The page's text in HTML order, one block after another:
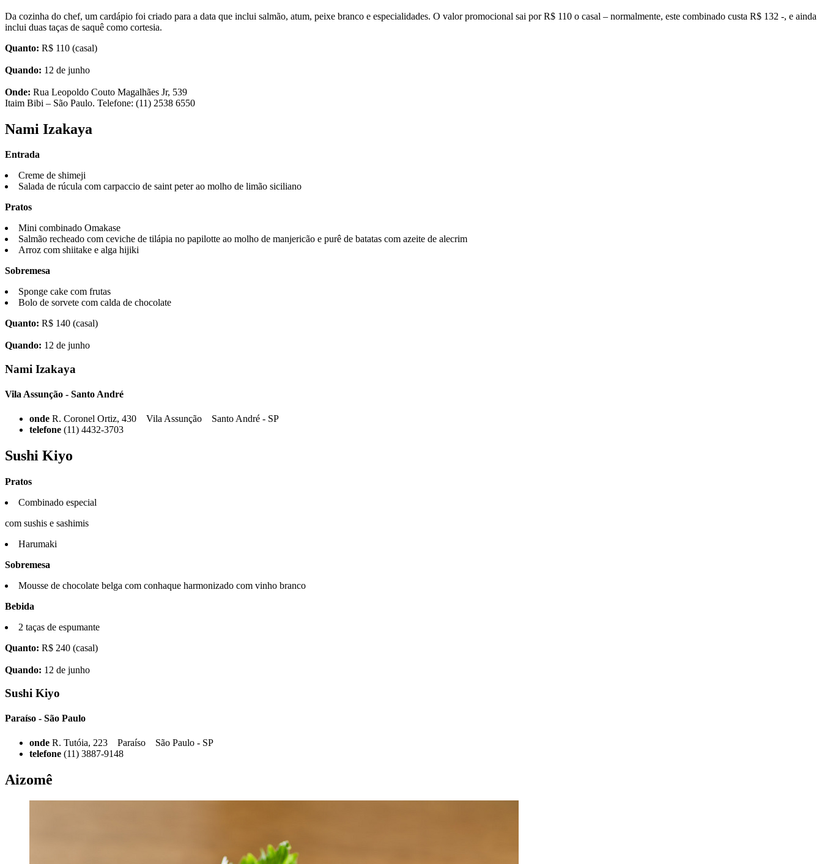
Da cozinha do chef, um cardápio foi criado para a data que inclui salmão, atum, peixe branco e especialidades. O valor promocional sai por R$ 110 o casal – normalmente, este combinado custa R$ 132 -, e ainda
inclui duas taças de saquê como cortesia.
Quanto: R$ 110 (casal)
Quando: 12 de junho
Onde: Rua Leopoldo Couto Magalhães Jr, 539
Itaim Bibi – São Paulo. Telefone: (11) 2538 6550
Nami Izakaya
Entrada
Creme de shimeji
Salada de rúcula com carpaccio de saint peter ao molho de limão siciliano
Pratos
Mini combinado Omakase
Salmão recheado com ceviche de tilápia no papilotte ao molho de manjericão e purê de batatas com azeite de alecrim
Arroz com shiitake e alga hijiki
Sobremesa
Sponge cake com frutas
Bolo de sorvete com calda de chocolate
Quanto: R$ 140 (casal)
Quando: 12 de junho
Nami Izakaya
Vila Assunção - Santo André
onde R. Coronel Ortiz, 430 Vila Assunção Santo André - SP
telefone (11) 4432-3703
Sushi Kiyo
Pratos
Combinado especial
com sushis e sashimis
Harumaki
Sobremesa
Mousse de chocolate belga com conhaque harmonizado com vinho branco
Bebida
2 taças de espumante
Quanto: R$ 240 (casal)
Quando: 12 de junho
Sushi Kiyo
Paraíso - São Paulo
onde R. Tutóia, 223 Paraíso São Paulo - SP
telefone (11) 3887-9148
Aizomê